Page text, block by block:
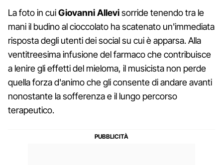
La foto in cuiGiovanni Allevisorride tenendo tra le
mani il budino al cioccolato ha scatenato un'immediata
risposta degli utenti dei social su cui è apparsa. Alla
ventitreesima infusione del farmaco che contribuisce
a lenire gli effetti del mieloma, il musicista non perde
quella forza d'animo che gli consente di andare avanti
nonostante la sofferenza e il lungo percorso
terapeutico.